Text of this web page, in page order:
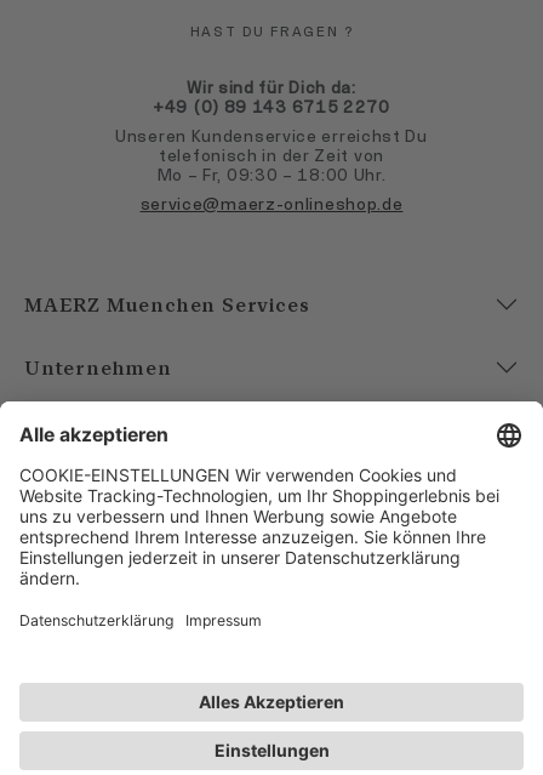
HAST DU FRAGEN ?
Wir sind für Dich da:
+49 (0) 89 143 6715 2270
Unseren Kundenservice erreichst Du
telefonisch in der Zeit von
Mo – Fr, 09:30 – 18:00 Uhr.
service@maerz-onlineshop.de
MAERZ Muenchen Services
Unternehmen
Account
Bezahlarten
Versandarten
FOLGE UNS